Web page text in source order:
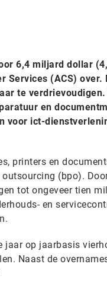
6,4 miljard dollar
(ACS) over.
te
en
voor ict-
printers en
(bpo).
tot ongeveer tien
en
jaar op jaarbasis
Naast de